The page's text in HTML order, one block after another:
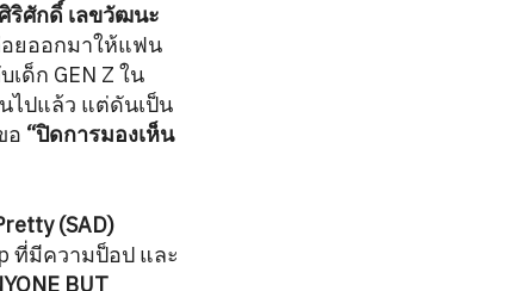
ริศักดิ์ เลขวัฒนะ
อยออกมาให้แฟน
ด็ก GEN Z ใน
ไปแล้ว แต่ดันเป็น
อ “ปิดการมองเห็น
(SAD)
ที่มีความป็อป และ
BUT